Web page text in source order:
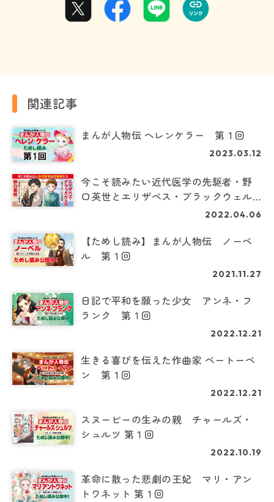
関連記事
まんが人物伝 ヘレンケラー 第１回
2023.03.12
今こそ読みたい近代医学の先駆者・野
口英世とエリザベス・ブラックウェル
2022.04.06
【ためし読み】まんが人物伝 ノーベ
ル 第１回
2021.11.27
日記で平和を願った少女 アンネ・フ
ランク 第１回
2022.12.21
生きる喜びを伝えた作曲家 ベートーベ
ン 第１回
2022.12.21
スヌーピーの生みの親 チャールズ・
シュルツ 第１回
2022.10.19
革命に散った悲劇の王妃 マリ・アン
トワネット 第１回